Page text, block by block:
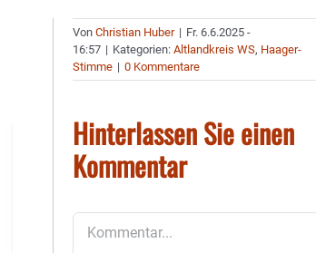
VonChristian Huber | Fr. 6.6.2025 -
16:57 | Kategorien:Altlandkreis WS, Haager-
Stimme | 0 Kommentare
Hinterlassen Sie einen
Kommentar